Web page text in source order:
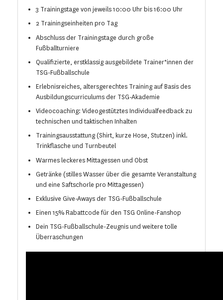
3 Trainingstage von jeweils 10:00 Uhr bis 16:00 Uhr
2 Trainingseinheiten pro Tag
Abschluss der Trainingstage durch große
Fußballturniere
Qualifizierte, erstklassig ausgebildete Trainer*innen der
TSG-Fußballschule
Erlebnisreiches, altersgerechtes Training auf Basis des
Ausbildungscurriculums der TSG-Akademie
Videocoaching: Videogestütztes Individualfeedback zu
technischen und taktischen Inhalten
Trainingsausstattung (Shirt, kurze Hose, Stutzen) inkl.
Trinkflasche und Turnbeutel
Warmes leckeres Mittagessen und Obst
Getränke (stilles Wasser über die gesamte Veranstaltung
und eine Saftschorle pro Mittagessen)
Exklusive Give-Aways der TSG-Fußballschule
Einen 15% Rabattcode für den TSG Online-Fanshop
Dein TSG-Fußballschule-Zeugnis und weitere tolle
Überraschungen